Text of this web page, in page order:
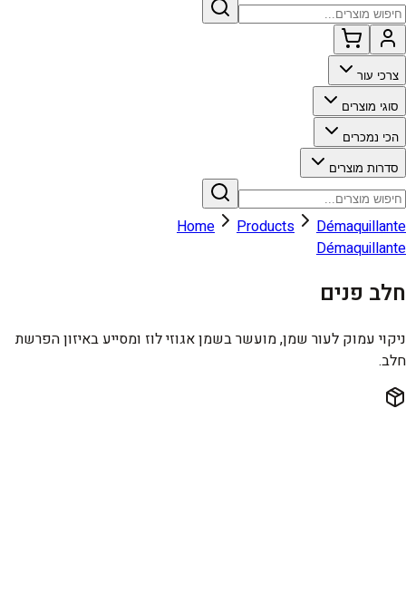
צרכי עור
סוגי מוצרים
הכי נמכרים
סדרות מוצרים
Home Products
Démaquillante
Démaquillante
חלב פנים
ניקוי עמוק לעור שמן, מועשר בשמן אגוזי לוז ומסייע באיזון הפרשת
חלב.